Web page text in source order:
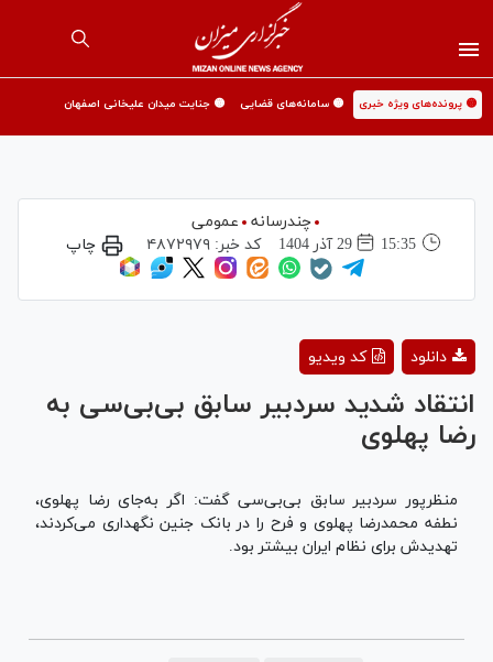
🟡 پرونده‌های ویژه خبری 🟡 سامانه‌های قضایی 🟡 جنایت میدان علیخانی اصفهان
چندرسانه
عمومی
15:35
29 آذر 1404 کد خبر: ۴۸۷۲۹۷۹ چاپ
Video
کد ویدیو دانلود
انتقاد شدید سردبیر سابق بی‌بی‌سی به
رضا پهلوی
منظرپور سردبیر سابق بی‌بی‌سی گفت: اگر به‌جای رضا پهلوی،
نطفه محمدرضا پهلوی و فرح را در بانک جنین نگهداری می‌کردند،
تهدیدش برای نظام ایران بیشتر بود.